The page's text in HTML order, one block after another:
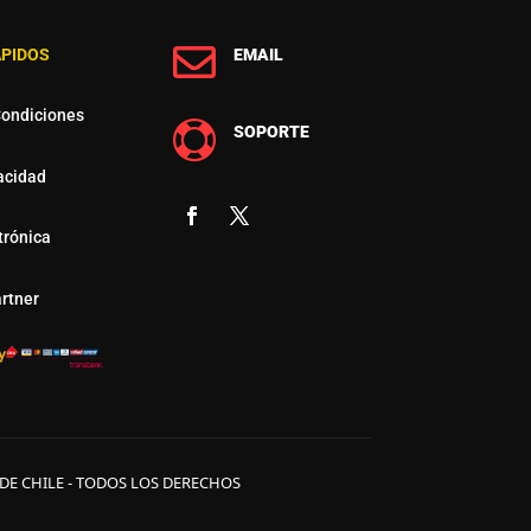
 EMAIL
 SOPORTE
CHILE - TODOS LOS DERECHOS